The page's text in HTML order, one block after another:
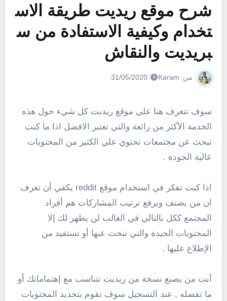
شرح موقع ريديت طريقة الاس
تخدام وكيفية الاستفادة من س
بريديت والنقاش
من Karam
31/05/2020
سوف نتعرف هنا علي موقع ريديت كل شيء حول هذه
الخدمة الأكثر من رائعة والتي تعتبر الافضل اذا ما كنت
تبحث عن مجتمعات تحتوي علي الكثير من المحتويات
عالية الجودة .
اذا كنت تفكر في استخدام موقع reddit يكفي أن تعرف
ان من يضنف ويرفع ترتيب المشاركات هم أفراد
المجتمع ككل بالتالي في الغالب لن يظهر لك إلا
المحتويات الجيدة والتي تبحث عنها أو تستفيد من
الإطلاع عليها .
أنت من يصنع نسخة من ريديت تتناسب مع إهتماماتك أو
ما تفضله , عند التسجيل سوف تقوم بتحديد المحتويات